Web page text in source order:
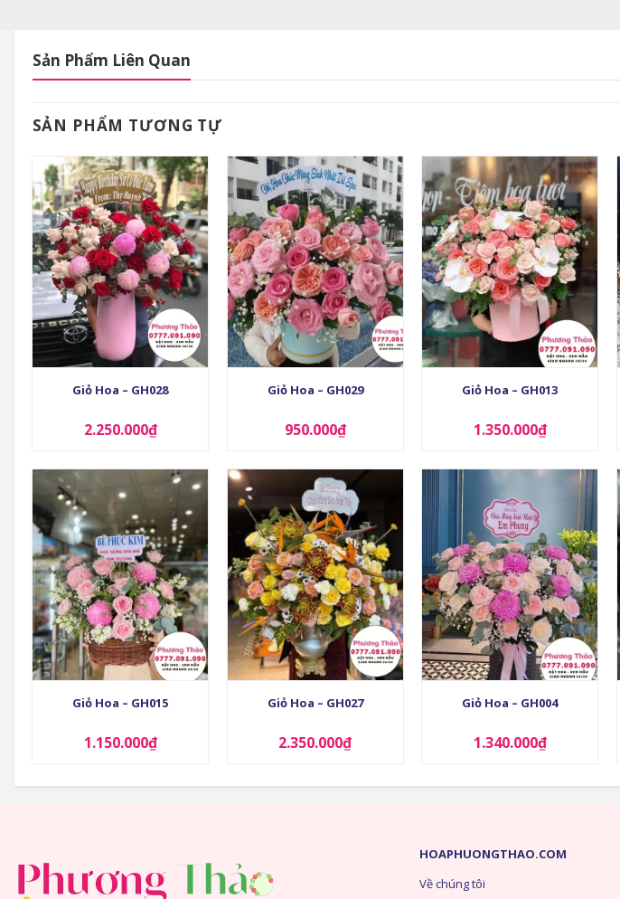
Sản Phẩm Liên Quan
SẢN PHẨM TƯƠNG TỰ
+
Giỏ Hoa – GH028
2.250.000₫
+
Giỏ Hoa – GH029
950.000₫
Giỏ Hoa – GH013
1.350.000₫
+
Giỏ Hoa – GH015
1.150.000₫
Giỏ Hoa – GH027
2.350.000₫
+
Giỏ Hoa – GH004
1.340.000₫
HOAPHUONGTHAO.COM
Về chúng tôi